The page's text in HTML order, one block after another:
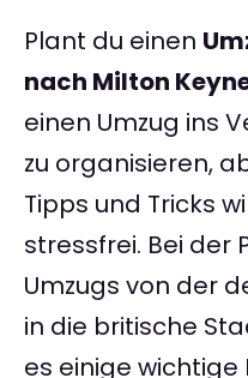
Plant du einen
nach Milton
einen Umzug ins
zu organisieren,
Tipps und Tricks
stressfrei. Bei der
Umzugs von der
in die britische
es einige wichtige